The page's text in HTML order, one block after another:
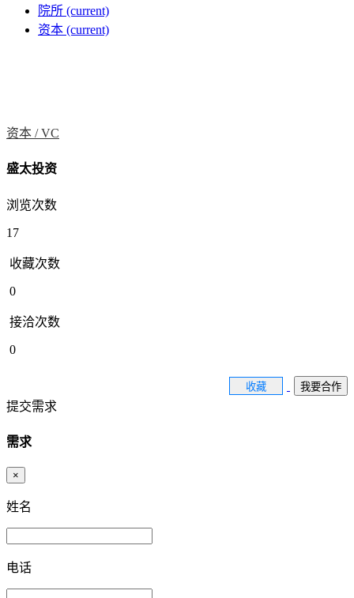
院所 (current)
资本 (current)
资本 /VC
盛太投资
浏览次数
17
收藏次数
0
接洽次数
0
收藏 我要合作
提交需求
需求
×
姓名
电话